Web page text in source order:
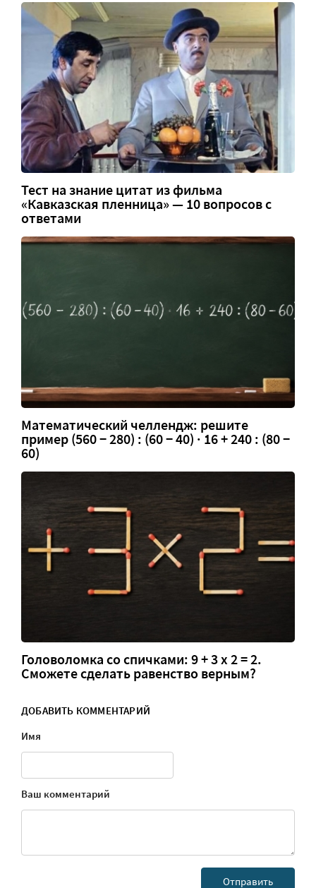
Тест на знание цитат из фильма
«Кавказская пленница» — 10 вопросов с
ответами
Математический челлендж: решите
пример (560 − 280) : (60 − 40) · 16 + 240 : (80 −
60)
Головоломка со спичками: 9 + 3 х 2 = 2.
Сможете сделать равенство верным?
ДОБАВИТЬ КОММЕНТАРИЙ
Имя
Ваш комментарий